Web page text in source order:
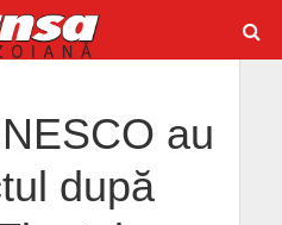
au
după